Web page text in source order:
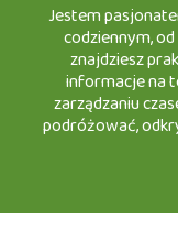
Jestem
codziennym,
znajdziesz
informacje na
zarządzaniu
podróżować,